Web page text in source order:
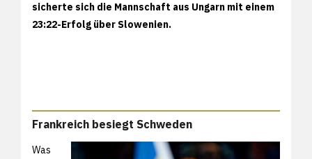
sicherte sich die Mannschaft aus Ungarn mit einem
23:22-Erfolg über Slowenien.
Frankreich besiegt Schweden
Was